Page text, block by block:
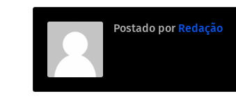
Postado por Redação